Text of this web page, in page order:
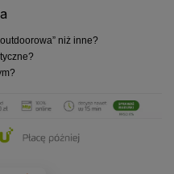
niż inne?